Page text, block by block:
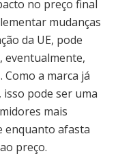
no preço final
mudanças
da UE, pode
eventualmente,
a marca já
pode ser uma
mais
enquanto afasta
preço.